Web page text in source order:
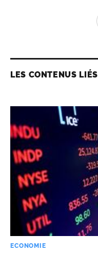
LES CONTENUS LIÉS
ECONOMIE